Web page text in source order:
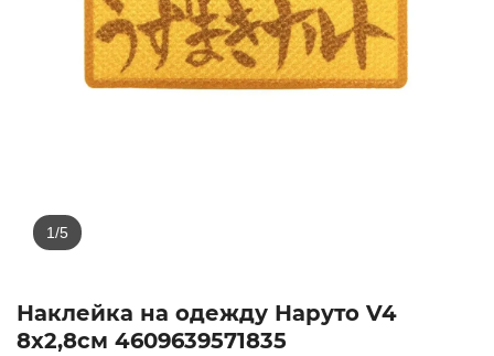
Наклейка на одежду Наруто V4
8х2,8см 4609639571835